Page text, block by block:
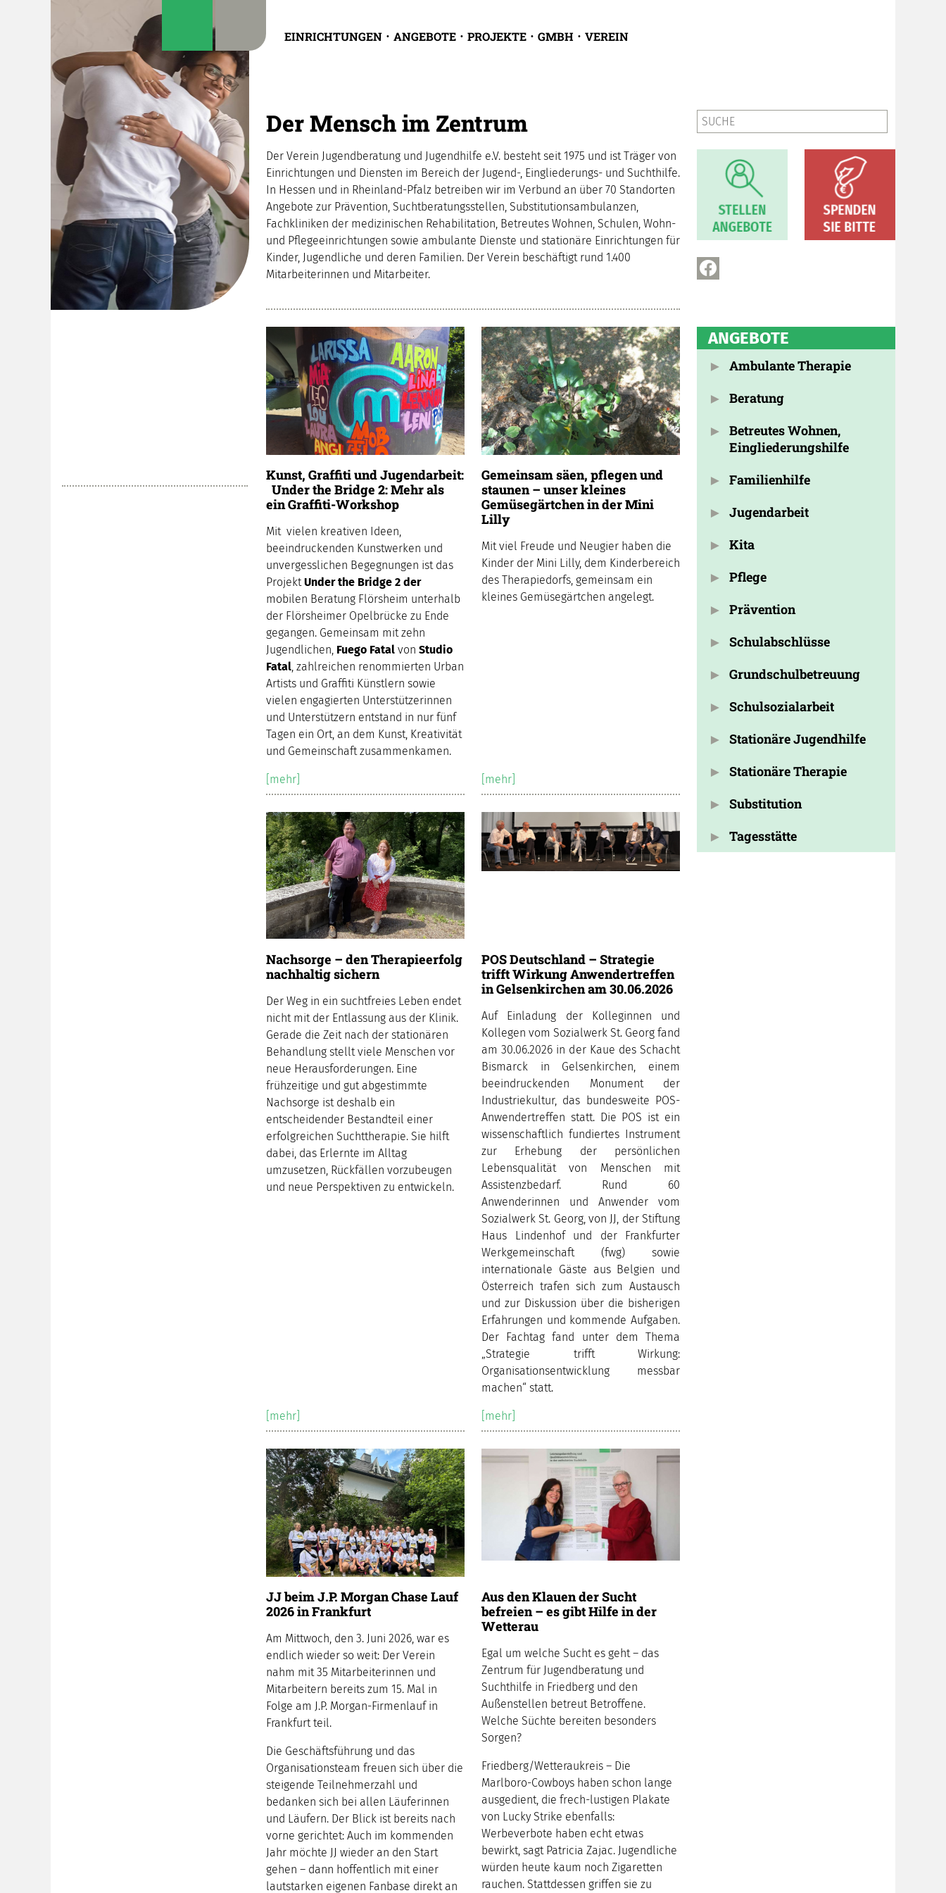
EINRICHTUNGEN ANGEBOTE PROJEKTE GMBH VEREIN
Der Mensch im Zentrum
Der Verein Jugendberatung und Jugendhilfe e.V. besteht seit 1975 und ist Träger von
Einrichtungen und Diensten im Bereich der Jugend-, Eingliederungs- und Suchthilfe.
In Hessen und in Rheinland-Pfalz betreiben wir im Verbund an über 70 Standorten
Angebote zur Prävention, Suchtberatungsstellen, Substitutions­ambulanzen,
Fachkliniken der medizinischen Rehabilitation, Betreutes Wohnen, Schulen, Wohn-
und Pflegeeinrichtungen sowie ambulante Dienste und stationäre Einrichtungen für
Kinder, Jugendliche und deren Familien. Der Verein beschäftigt rund 1.400
Mitarbeiterinnen und Mitarbeiter.
Kunst, Graffiti und Jugendarbeit:
Under the Bridge 2: Mehr als
ein Graffiti-Workshop
Mit vielen kreativen Ideen,
beeindruckenden Kunstwerken und
unvergesslichen Begegnungen ist das
Projekt Under the Bridge 2 der
mobilen Beratung Flörsheim unterhalb
der Flörsheimer Opelbrücke zu Ende
gegangen. Gemeinsam mit zehn
Jugendlichen, Fuego Fatal von Studio
Fatal , zahlreichen renommierten Urban
Artists und Graffiti Künstlern sowie
vielen engagierten Unterstützerinnen
und Unterstützern entstand in nur fünf
Tagen ein Ort, an dem Kunst, Kreativität
und Gemeinschaft zusammenkamen.
[mehr]
Gemeinsam säen, pflegen und
staunen – unser kleines
Gemüsegärtchen in der Mini
Lilly
Mit viel Freude und Neugier haben die
Kinder der Mini Lilly, dem Kinderbereich
des Therapiedorfs, gemeinsam ein
kleines Gemüsegärtchen angelegt.
[mehr]
Nachsorge – den Therapieerfolg
nachhaltig sichern
Der Weg in ein suchtfreies Leben endet
nicht mit der Entlassung aus der Klinik.
Gerade die Zeit nach der stationären
Behandlung stellt viele Menschen vor
neue Herausforderungen. Eine
frühzeitige und gut abgestimmte
Nachsorge ist deshalb ein
entscheidender Bestandteil einer
erfolgreichen Suchttherapie. Sie hilft
dabei, das Erlernte im Alltag
umzusetzen, Rückfällen vorzubeugen
und neue Perspektiven zu entwickeln.
[mehr]
POS Deutschland – Strategie
trifft Wirkung Anwendertreffen
in Gelsenkirchen am 30.06.2026
Auf Einladung der Kolleginnen und
Kollegen vom Sozialwerk St. Georg fand
am 30.06.2026 in der Kaue des Schacht
Bismarck in Gelsenkirchen, einem
beeindruckenden Monument der
Industriekultur, das bundesweite POS-
Anwendertreffen statt. Die POS ist ein
wissenschaftlich fundiertes Instrument
zur Erhebung der persönlichen
Lebensqualität von Menschen mit
Assistenzbedarf. Rund 60
Anwenderinnen und Anwender vom
Sozialwerk St. Georg, von JJ, der Stiftung
Haus Lindenhof und der Frankfurter
Werkgemeinschaft (fwg) sowie
internationale Gäste aus Belgien und
Österreich trafen sich zum Austausch
und zur Diskussion über die bisherigen
Erfahrungen und kommende Aufgaben.
Der Fachtag fand unter dem Thema
„Strategie trifft Wirkung:
Organisationsentwicklung messbar
machen“ statt.
[mehr]
JJ beim J.P. Morgan Chase Lauf
2026 in Frankfurt
Am Mittwoch, den 3. Juni 2026, war es
endlich wieder so weit: Der Verein
nahm mit 35 Mitarbeiterinnen und
Mitarbeitern bereits zum 15. Mal in
Folge am J.P. Morgan-Firmenlauf in
Frankfurt teil.
Die Geschäftsführung und das
Organisationsteam freuen sich über die
steigende Teilnehmerzahl und
bedanken sich bei allen Läuferinnen
und Läufern. Der Blick ist bereits nach
vorne gerichtet: Auch im kommenden
Jahr möchte JJ wieder an den Start
gehen – dann hoffentlich mit einer
lautstarken eigenen Fanbase direkt an
Aus den Klauen der Sucht
befreien – es gibt Hilfe in der
Wetterau
Egal um welche Sucht es geht – das
Zentrum für Jugendberatung und
Suchthilfe in Friedberg und den
Außenstellen betreut Betroffene.
Welche Süchte bereiten besonders
Sorgen?
Friedberg/Wetteraukreis – Die
Marlboro-Cowboys haben schon lange
ausgedient, die frech-lustigen Plakate
von Lucky Strike ebenfalls:
Werbeverbote haben echt etwas
bewirkt, sagt Patricia Zajac. Jugendliche
würden heute kaum noch Zigaretten
rauchen. Stattdessen griffen sie zu
ANGEBOTE
Ambulante Therapie
Beratung
Betreutes Wohnen,
Eingliederungshilfe
Familienhilfe
Jugendarbeit
Kita
Pflege
Prävention
Schulabschlüsse
Grundschulbetreuung
Schulsozialarbeit
Stationäre Jugendhilfe
Stationäre Therapie
Substitution
Tagesstätte